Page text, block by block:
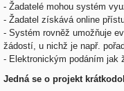
- Žadatelé mohou systém
- Žadatel získává online
- Systém rovněž umožňuje
žádostí, u nichž je např.
- Elektronickým podáním jak
Jedná se o projekt